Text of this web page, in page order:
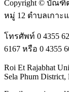
Copyright © บัณฑิ
หมู่ 12 ตำบลเกาะ
โทรศัพท์ 0 4355
6167 หรือ 0 4355
Roi Et Rajabhat
Sela Phum